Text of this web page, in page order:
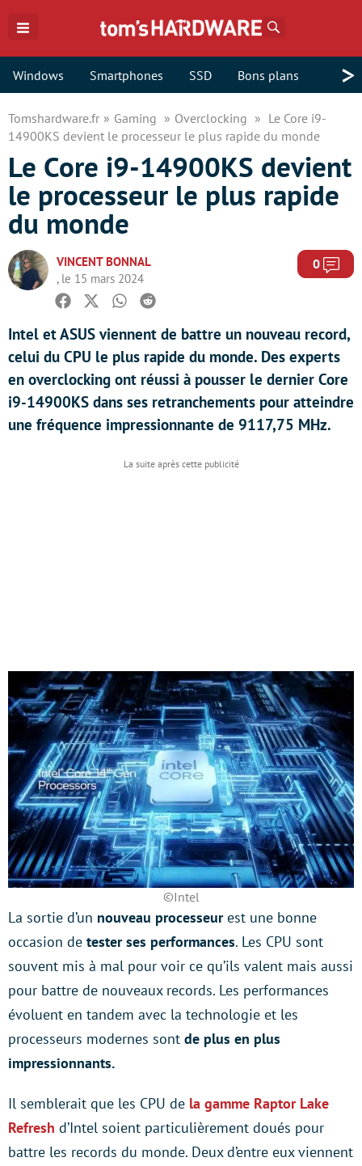
Windows Smartphones SSD Bons plans >
Tomshardware.fr Gaming Overclocking
Le Core i9-
14900KS devient le processeur le plus rapide du monde
Le Core i9-14900KS devient
le processeur le plus rapide
du monde
VINCENT BONNAL
, le 15 mars 2024
0
Facebook
TwitterWhatsapp
Reddit
Intel et ASUS viennent de battre un nouveau record,
celui du CPU le plus rapide du monde. Des experts
en overclocking ont réussi à pousser le dernier Core
i9-14900KS dans ses retranchements pour atteindre
une fréquence impressionnante de 9117,75 MHz.
©Intel
La sortie d’un nouveau processeurest une bonne
occasion de tester ses performances. Les CPU sont
souvent mis à mal pour voir ce qu’ils valent mais aussi
pour battre de nouveaux records. Les performances
évoluent en tandem avec la technologie et les
processeurs modernes sont de plus en plus
impressionnants.
Il semblerait que les CPU de la gamme Raptor Lake
Refresh d’Intel soient particulièrement doués pour
battre les records du monde. Deux d’entre eux viennent